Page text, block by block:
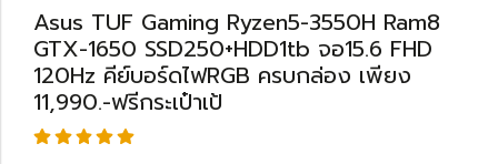
Asus TUF Gaming Ryzen5-3550H Ram8
GTX-1650 SSD250+HDD1tb จอ15.6 FHD
120Hz คีย์บอร์ดไฟRGB ครบกล่อง เพียง
11,990.-ฟรีกระเป๋าเป้